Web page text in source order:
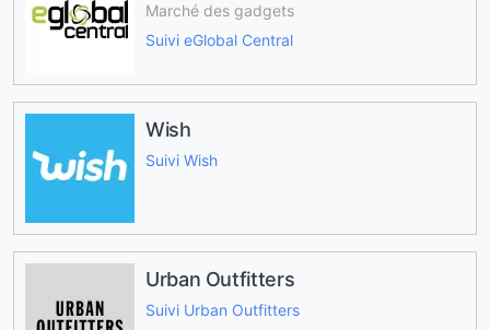
Marché des gadgets
Suivi eGlobal Central
Wish
Suivi Wish
Urban Outfitters
Suivi Urban Outfitters